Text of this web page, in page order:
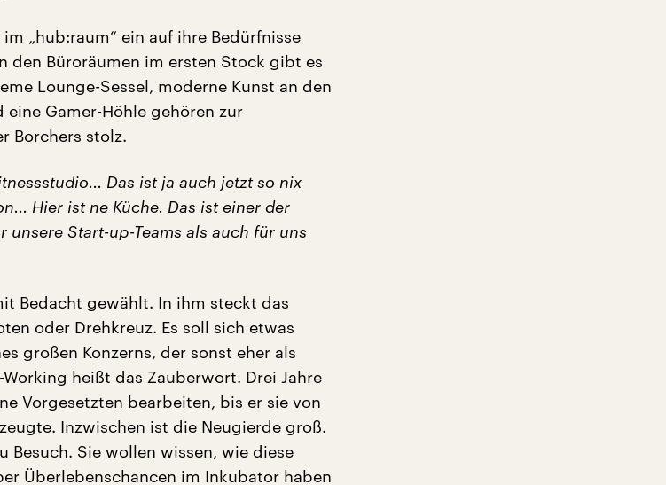
„hub:raum“ ein auf ihre Bedürfnisse
den Büroräumen im ersten Stock gibt es
Lounge-Sessel, moderne Kunst an den
Gamer-Höhle gehören zur
Borchers stolz.
Das ist ja auch jetzt so nix
Hier ist ne Küche. Das ist einer der
Start-up-Teams als auch für uns
Bedacht gewählt. In ihm steckt das
oder Drehkreuz. Es soll sich etwas
großen Konzerns, der sonst eher als
heißt das Zauberwort. Drei Jahre
Vorgesetzten bearbeiten, bis er sie von
Inzwischen ist die Neugierde groß.
Besuch. Sie wollen wissen, wie diese
Überlebenschancen im Inkubator haben